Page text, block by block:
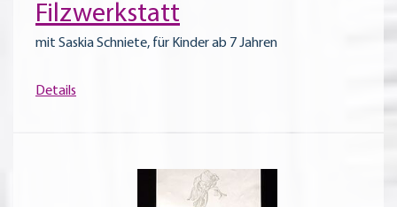
Filzwerkstatt
mit Saskia Schniete, für Kinder ab 7 Jahren
Details